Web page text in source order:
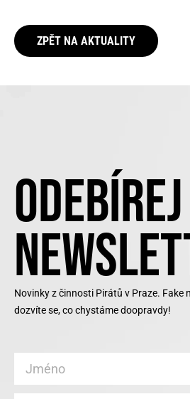
ZPĚT NA AKTUALITY
Novinky z činnosti Pirátů v Praze. Fake
dozvíte se, co chystáme doopravdy!